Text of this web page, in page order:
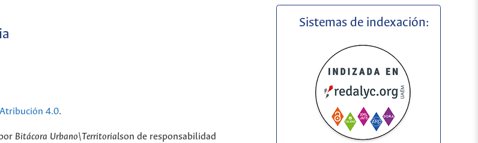
4.0.
Bitácora Urbano\Territorialson de responsabilidad
Sistemas de indexación: